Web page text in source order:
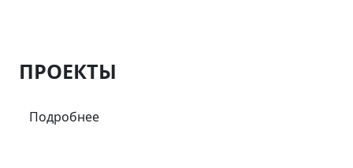
ПРОЕКТЫ
Подробнее